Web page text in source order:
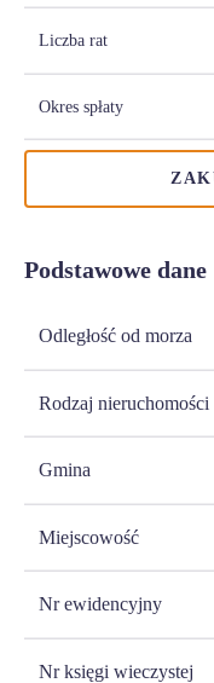
Liczba rat
Okres spłaty
Podstawowe dane
Odległość od morza
Rodzaj nieruchomości
Gmina
Miejscowość
Nr ewidencyjny
Nr księgi wieczystej